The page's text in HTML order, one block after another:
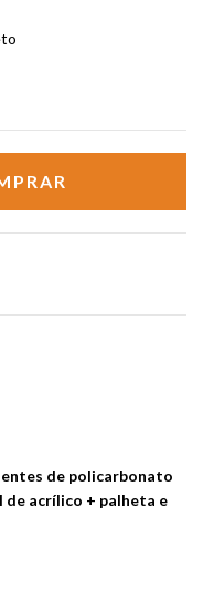
de policarbonato
acrílico + palheta e